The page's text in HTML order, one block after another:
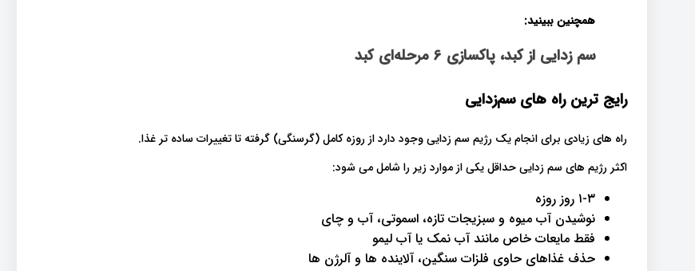
همچنین ببینید:
سم زدایی از کبد، پاکسازی 6 مرحله‌ای کبد
رایج ترین راه های سم‌زدایی
راه های زیادی برای انجام یک رژیم سم زدایی وجود دارد از روزه کامل (گرسنگی) گرفته تا تغییرات ساده تر غذا.
اکثر رژیم های سم زدایی حداقل یکی از موارد زیر را شامل می شود:
۱-۳ روز روزه
نوشیدن آب میوه و سبزیجات تازه، اسموتی، آب و چای
فقط مایعات خاص مانند آب نمک یا آب لیمو
حذف غذاهای حاوی فلزات سنگین، آلاینده ها و آلرژن ها